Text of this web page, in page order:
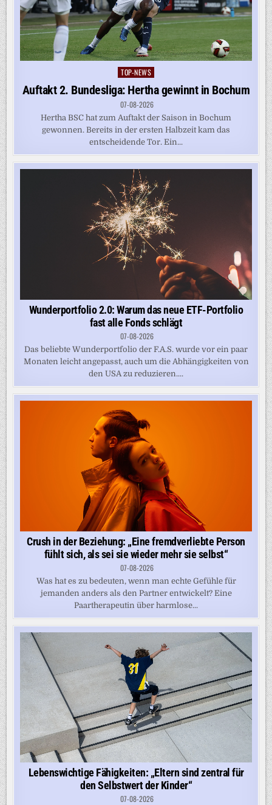
Posted
TOP-NEWS
Auftakt 2. Bundesliga: Hertha gewinnt in Bochum
07-08-2026
Hertha BSC hat zum Auftakt der Saison in Bochum
gewonnen. Bereits in der ersten Halbzeit kam das
entscheidende Tor. Ein...
Wunderportfolio 2.0: Warum das neue ETF-Portfolio
fast alle Fonds schlägt
07-08-2026
Das beliebte Wunderportfolio der F.A.S. wurde vor ein paar
Monaten leicht angepasst, auch um die Abhängigkeiten von
den USA zu reduzieren....
Crush in der Beziehung: „Eine fremdverliebte Person
fühlt sich, als sei sie wieder mehr sie selbst“
07-08-2026
Was hat es zu bedeuten, wenn man echte Gefühle für
jemanden anders als den Partner entwickelt? Eine
Paartherapeutin über harmlose...
Lebenswichtige Fähigkeiten: „Eltern sind zentral für
den Selbstwert der Kinder“
07-08-2026